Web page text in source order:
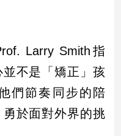
Larry Smith指
不是「矯正」孩
們節奏同步的陪
於面對外界的挑